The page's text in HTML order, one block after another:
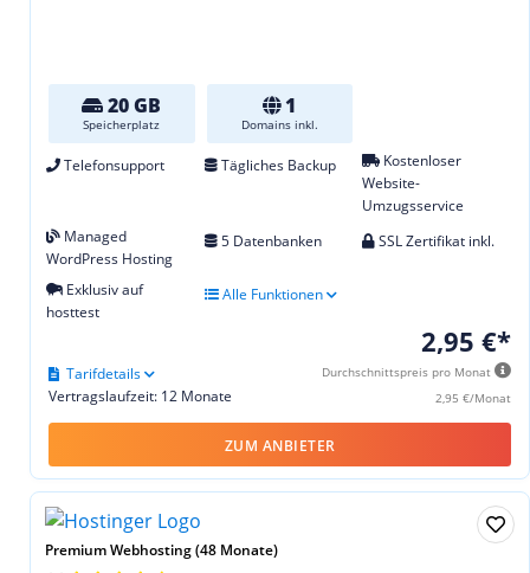
20 GB
Speicherplatz
1
Domains inkl.
Telefonsupport Tägliches Backup
Kostenloser
Website-
Umzugsservice
Managed
WordPress Hosting
5 Datenbanken SSL Zertifikat inkl.
Exklusiv auf
hosttest
Alle Funktionen
2,95 €*
Durchschnittspreis pro Monat
2,95 €/Monat
Vertragslaufzeit: 12 Monate
Tarifdetails
ZUM ANBIETER
Premium Webhosting (48 Monate)